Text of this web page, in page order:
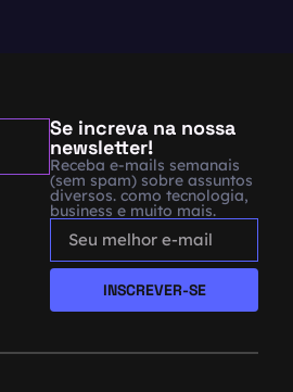
Se increva na nossa
newsletter!
Receba e-mails semanais
(sem spam) sobre assuntos
diversos. como tecnologia,
business e muito mais.
INSCREVER-SE